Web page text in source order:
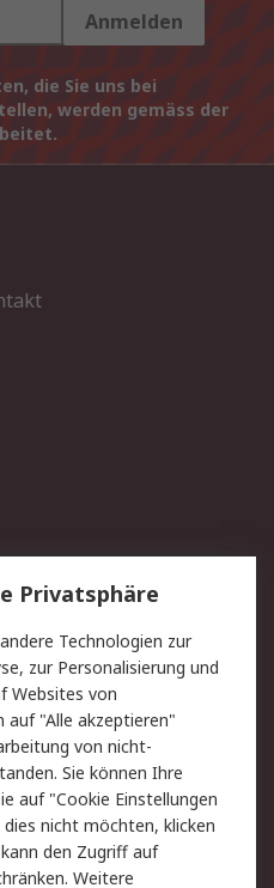
Anmelden
die Sie uns bei
werden gemäss der
Lieferlösungen
Kontakt
Datenschutz
Zahlungsbedingungen
Privatsphäre
Technologien zur
zur Personalisierung und
Websites von
auf "Alle akzeptieren"
von nicht-
Sie können Ihre
auf "Cookie Einstellungen
nicht möchten, klicken
den Zugriff auf
Weitere